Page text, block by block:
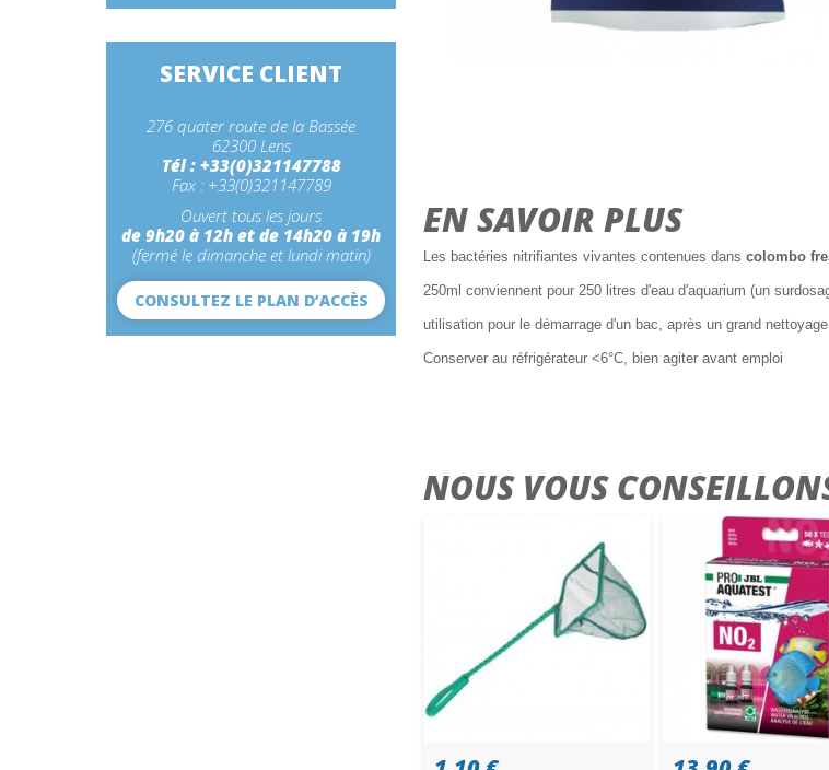
EN SAVOIR PLUS
Les bactéries nitrifiantes vivantes contenues dans colombo
250ml conviennent pour 250 litres d'eau d'aquarium (un
utilisation pour le démarrage d'un bac, après un grand
Conserver au réfrigérateur <6°C, bien agiter avant emploi
NOUS VOUS
SERVICE CLIENT
276 quater route de la Bassée
62300 Lens
Tél : +33(0)321147788
Fax : +33(0)321147789
Ouvert tous les jours
de 9h20 à 12h et de 14h20 à 19h
(fermé le dimanche et lundi matin)
CONSULTEZ LE PLAN D’ACCÈS